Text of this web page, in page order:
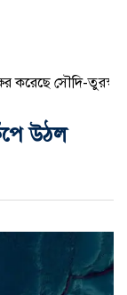
সৌদি-তুরস্ক-
উঠল